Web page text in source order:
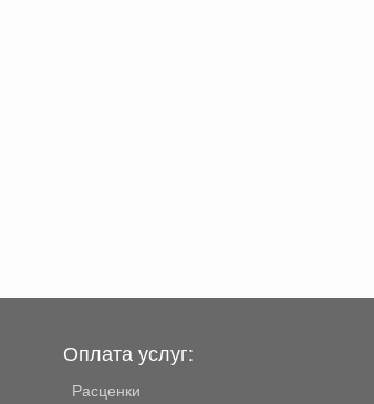
Оплата услуг:
Расценки